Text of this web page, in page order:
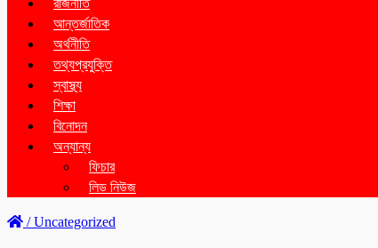
রাজনীতি
আন্তর্জাতিক
অর্থনীতি
তথ্যপ্রযুক্তি
স্বাস্থ্য
শিক্ষা
বিনোদন
অন্যান্য
ফিচার
লিড নিউজ
/Uncategorized